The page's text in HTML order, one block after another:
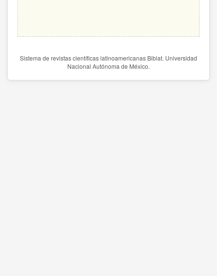
Sistema de revistas científicas latinoamericanas Biblat. Universidad
Nacional Autónoma de México.